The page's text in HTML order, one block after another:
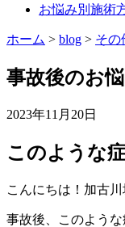
お悩み別施術
ホーム > blog > その
事故後のお
2023年11月20日
このような
こんにちは！加古
事故後、このよう